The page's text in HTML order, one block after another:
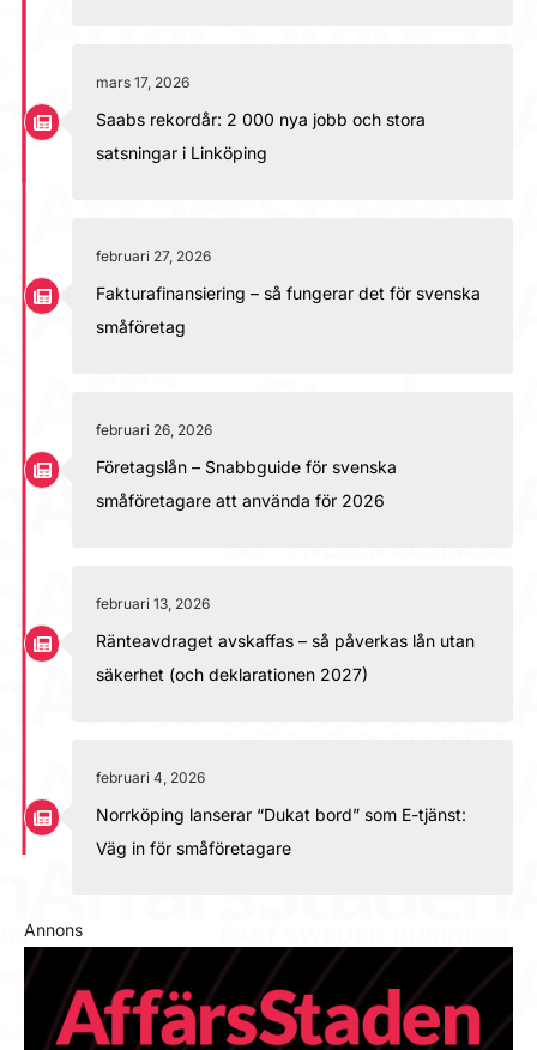
mars 17, 2026
Saabs rekordår: 2 000 nya jobb och stora
satsningar i Linköping
februari 27, 2026
Fakturafinansiering – så fungerar det för svenska
småföretag
februari 26, 2026
Företagslån – Snabbguide för svenska
småföretagare att använda för 2026
februari 13, 2026
Ränteavdraget avskaffas – så påverkas lån utan
säkerhet (och deklarationen 2027)
februari 4, 2026
Norrköping lanserar “Dukat bord” som E-tjänst:
Väg in för småföretagare
Annons